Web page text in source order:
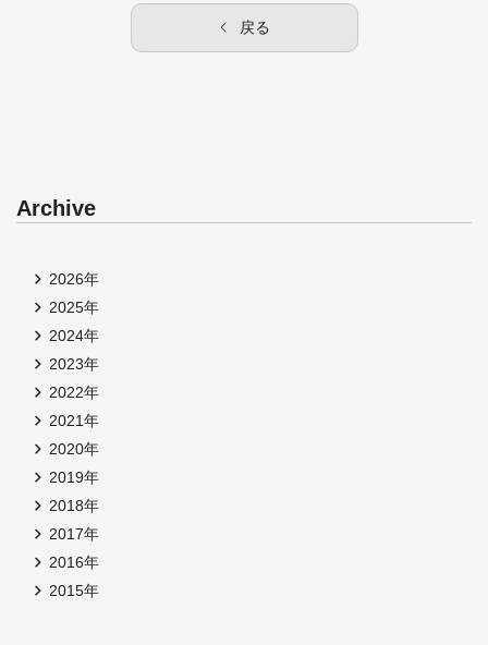
戻る
Archive
2026年
2025年
2024年
2023年
2022年
2021年
2020年
2019年
2018年
2017年
2016年
2015年